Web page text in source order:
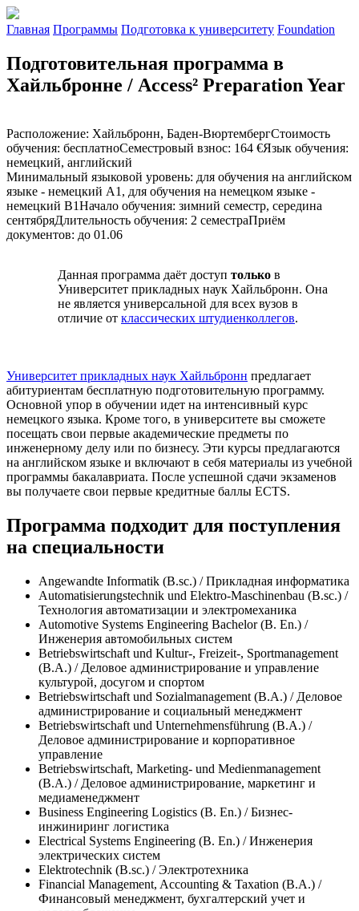
Главная Программы Подготовка к университету Foundation
Подготовительная программа в
Хайльбронне / Access² Preparation Year
Расположение: Хайльбронн, Баден-ВюртембергСтоимость
обучения: бесплатноСеместровый взнос: 164 €Язык обучения:
немецкий, английский
Минимальный языковой уровень: для обучения на английском
языке - немецкий А1, для обучения на немецком языке -
немецкий В1Начало обучения: зимний семестр, середина
сентябряДлительность обучения: 2 семестраПриём
документов: до 01.06
Данная программа даёт доступ только в
Университет прикладных наук Хайльбронн. Она
не является универсальной для всех вузов в
отличие от классических штудиенколлегов.
Университет прикладных наук Хайльбронн предлагает
абитуриентам бесплатную подготовительную программу.
Основной упор в обучении идет на интенсивный курс
немецкого языка. Кроме того, в университете вы сможете
посещать свои первые академические предметы по
инженерному делу или по бизнесу. Эти курсы предлагаются
на английском языке и включают в себя материалы из учебной
программы бакалавриата. После успешной сдачи экзаменов
вы получаете свои первые кредитные баллы ECTS.
Программа подходит для поступления
на специальности
Angewandte Informatik (B.sc.) / Прикладная информатика
Automatisierungstechnik und Elektro-Maschinenbau (B.sc.) /
Технология автоматизации и электромеханика
Automotive Systems Engineering Bachelor (В. En.) /
Инженерия автомобильных систем
Betriebswirtschaft und Kultur-, Freizeit-, Sportmanagement
(B.A.) / Деловое администрирование и управление
культурой, досугом и спортом
Betriebswirtschaft und Sozialmanagement (B.A.) / Деловое
администрирование и социальный менеджмент
Betriebswirtschaft und Unternehmensführung (B.A.) /
Деловое администрирование и корпоративное
управление
Betriebswirtschaft, Marketing- und Medienmanagement
(B.A.) / Деловое администрирование, маркетинг и
медиаменеджмент
Business Engineering Logistics (В. En.) / Бизнес-
инжиниринг логистика
Electrical Systems Engineering (В. En.) / Инженерия
электрических систем
Elektrotechnik (B.sc.) / Электротехника
Financial Management, Accounting & Taxation (B.A.) /
Финансовый менеджмент, бухгалтерский учет и